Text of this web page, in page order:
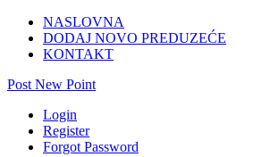
NASLOVNA
DODAJ NOVO PREDUZEĆE
KONTAKT
Post New Point
Login
Register
Forgot Password